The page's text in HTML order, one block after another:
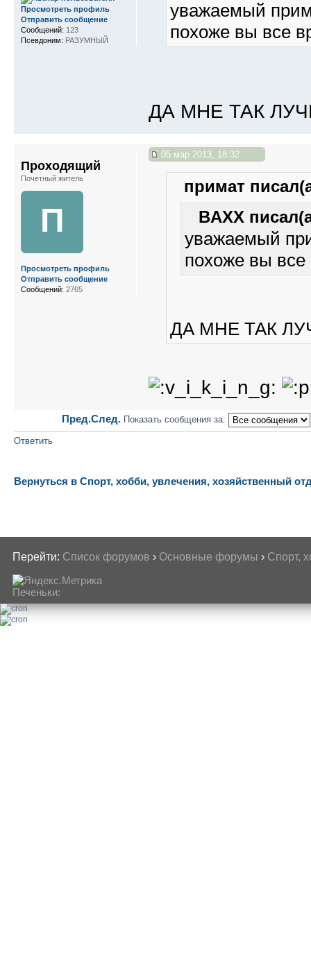
уважаемый
похоже вы все
ДА МНЕ ТАК
Просмотреть профиль
Отправить сообщение
Сообщений: 123
Псевдоним: РАЗУМНЫЙ
05 мар 2013, 18:32
примат
BAXX
уважаемый
похоже вы
ДА МНЕ ТАК
Проходящий
Почетный житель
П
Просмотреть профиль
Отправить сообщение
Сообщений: 2765
Пред.След. Показать сообщения за:
Ответить
Вернуться в Спорт, хобби, увлечения, хозяйственный
Перейти: Список форумов › Основные форумы › Спорт,
Печеньки: